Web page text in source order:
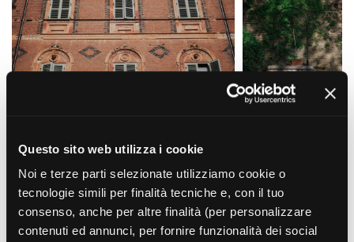
Questo sito web utilizza i cookie
Noi e terze parti selezionate utilizziamo cookie o
tecnologie simili per finalità tecniche e, con il tuo
consenso, anche per altre finalità (per personalizzare
contenuti ed annunci, per fornire funzionalità dei social